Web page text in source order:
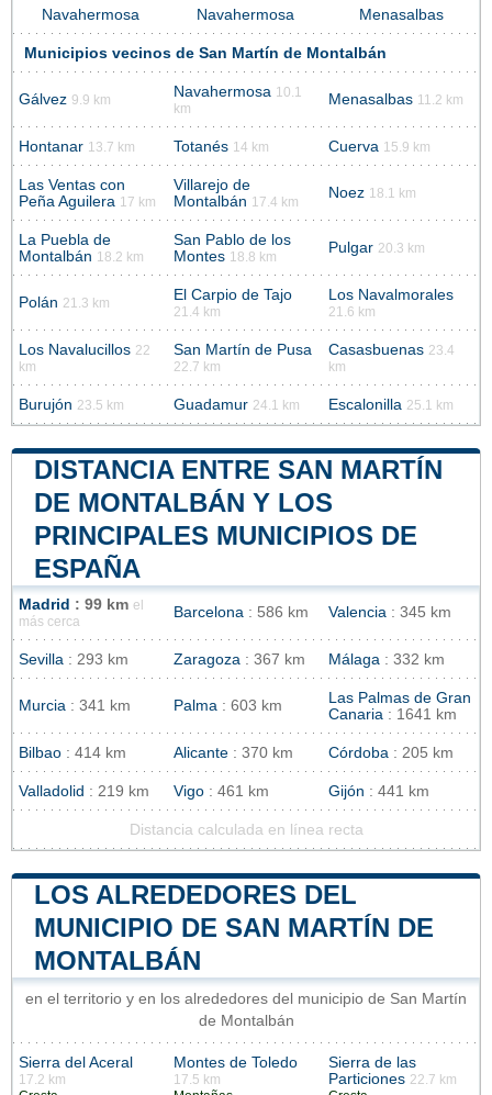
Navahermosa Navahermosa Menasalbas
Municipios vecinos de San Martín de Montalbán
Gálvez 9.9 km Navahermosa 10.1
km
Menasalbas 11.2 km
Hontanar 13.7 km Totanés 14 km Cuerva 15.9 km
Las Ventas con
Peña Aguilera 17 km
Villarejo de
Montalbán 17.4 km
Noez 18.1 km
La Puebla de
Montalbán 18.2 km
San Pablo de los
Montes 18.8 km
Pulgar 20.3 km
Polán 21.3 km El Carpio de Tajo
21.4 km
Los Navalmorales
21.6 km
Los Navalucillos 22
km
San Martín de Pusa
22.7 km
Casasbuenas 23.4
km
Burujón 23.5 km Guadamur 24.1 km Escalonilla 25.1 km
DISTANCIA ENTRE SAN MARTÍN
DE MONTALBÁN Y LOS
PRINCIPALES MUNICIPIOS DE
ESPAÑA
Madrid : 99 km el
más cerca
Barcelona : 586 km Valencia : 345 km
Sevilla : 293 km Zaragoza : 367 km Málaga : 332 km
Murcia : 341 km Palma : 603 km
Las Palmas de Gran
Canaria : 1641 km
Bilbao : 414 km Alicante : 370 km Córdoba : 205 km
Valladolid : 219 km Vigo : 461 km Gijón : 441 km
Distancia calculada en línea recta
LOS ALREDEDORES DEL
MUNICIPIO DE SAN MARTÍN DE
MONTALBÁN
en el territorio y en los alrededores del municipio de San Martín
de Montalbán
Sierra del Aceral
17.2 km
Montes de Toledo
17.5 km
Sierra de las
Particiones 22.7 km